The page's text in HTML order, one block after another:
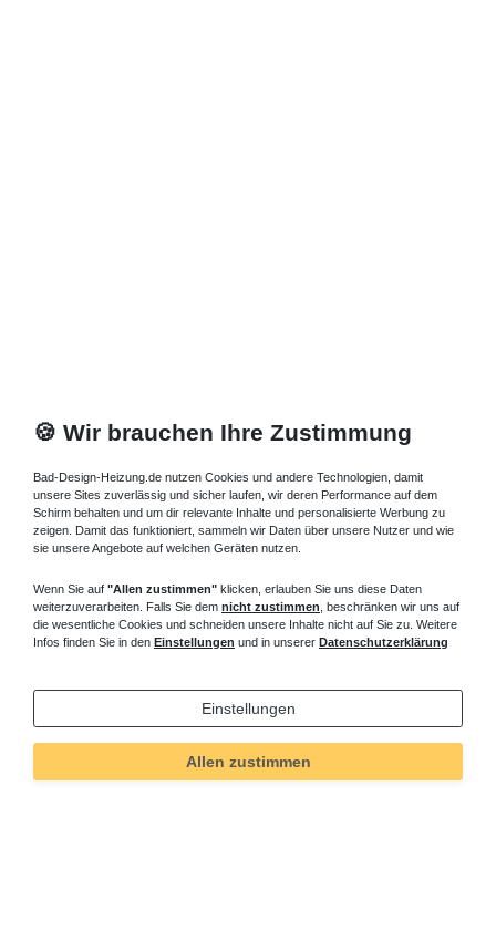
🍪 Wir brauchen Ihre Zustimmung
Bad-Design-Heizung.de nutzen Cookies und andere Technologien, damit
unsere Sites zuverlässig und sicher laufen, wir deren Performance auf dem
Schirm behalten und um dir relevante Inhalte und personalisierte Werbung zu
zeigen. Damit das funktioniert, sammeln wir Daten über unsere Nutzer und wie
sie unsere Angebote auf welchen Geräten nutzen.
Wenn Sie auf "Allen zustimmen" klicken, erlauben Sie uns diese Daten
weiterzuverarbeiten. Falls Sie dem nicht zustimmen , beschränken wir uns auf
die wesentliche Cookies und schneiden unsere Inhalte nicht auf Sie zu. Weitere
Infos finden Sie in den Einstellungen und in unserer Datenschutzerklärung
Einstellungen
Allen zustimmen